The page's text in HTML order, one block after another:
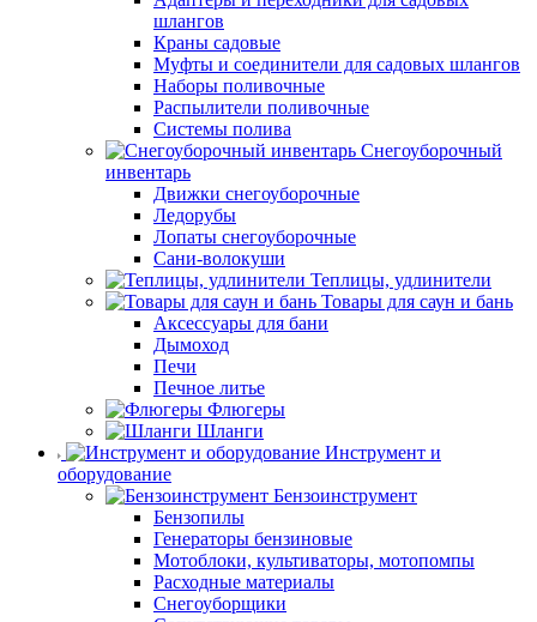
шлангов
Краны садовые
Муфты и соединители для садовых шлангов
Наборы поливочные
Распылители поливочные
Системы полива
Снегоуборочный
инвентарь
Движки снегоуборочные
Ледорубы
Лопаты снегоуборочные
Сани-волокуши
Теплицы, удлинители
Товары для саун и бань
Аксессуары для бани
Дымоход
Печи
Печное литье
Флюгеры
Шланги
Инструмент и
оборудование
Бензоинструмент
Бензопилы
Генераторы бензиновые
Мотоблоки, культиваторы, мотопомпы
Расходные материалы
Снегоуборщики